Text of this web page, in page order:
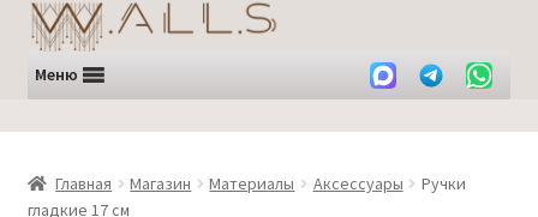
Перейти
к
навигации
Перейти
к
содержимому
Меню
Главная Магазин Материалы Аксессуары
Ручки
гладкие 17 см